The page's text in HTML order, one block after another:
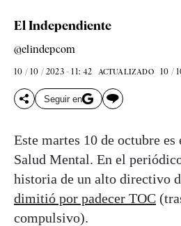
El Independiente
@elindepcom
10 / 10 / 2023 - 11: 42 ACTUALIZADO 10 /
Seguir en
Este martes 10 de octubre
Salud Mental. En el
historia de un alto directivo
dimitió por padecer TOC
compulsivo).